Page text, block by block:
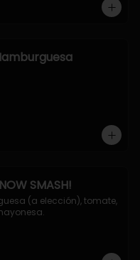
SMASH!
(a elección), tomate,